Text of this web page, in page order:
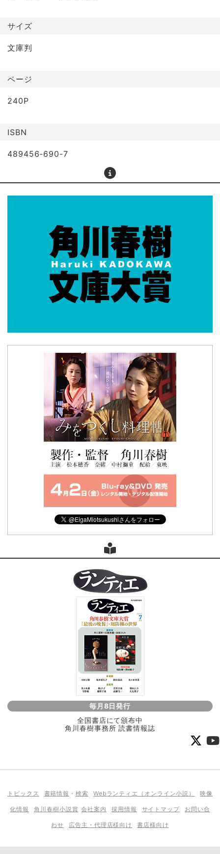
サイズ
文庫判
ページ
240P
ISBN
489456-690-7
毎月8日発行
全国書店にて頒布中
角川春樹事務所 読書情報誌
トピックス 書籍情報 ・検索 Webランティエ（オンライン小説） 映像
化情報 角川春樹小説賞 会社案内 採用情報 サイトマップ お問い合
わせ 広告主・代理店様向け 書店様向け